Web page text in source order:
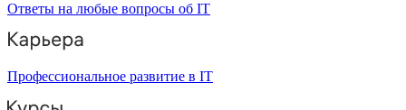
Ответы на любые вопросы об IT
Профессиональное развитие в IT